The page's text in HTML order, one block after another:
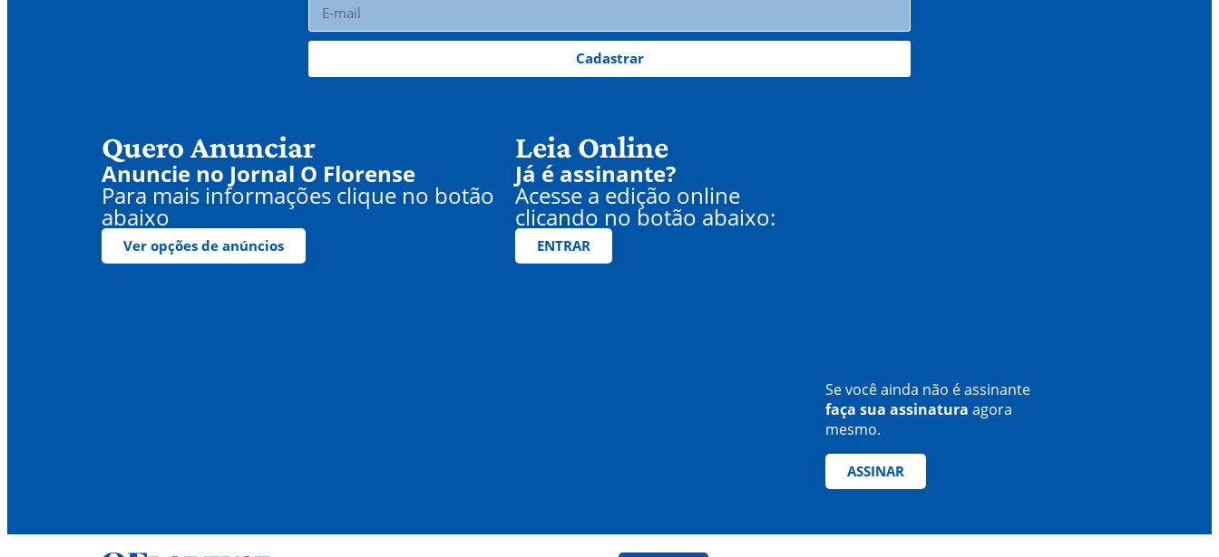
Cadastrar
Quero Anunciar
Anuncie no Jornal O Florense
Para mais informações clique no botão
abaixo
Ver opções de anúncios
Leia Online
Já é assinante?
Acesse a edição online
clicando no botão abaixo:
ENTRAR
Se você ainda não é assinante
faça sua assinatura agora
mesmo.
ASSINAR